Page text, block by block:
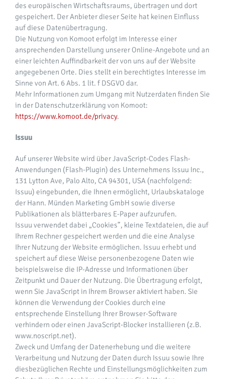
des europäischen Wirtschaftsraums, übertragen und dort
gespeichert. Der Anbieter dieser Seite hat keinen Einfluss
auf diese Datenübertragung.
Die Nutzung von Komoot erfolgt im Interesse einer
ansprechenden Darstellung unserer Online-Angebote und an
einer leichten Auffindbarkeit der von uns auf der Website
angegebenen Orte. Dies stellt ein berechtigtes Interesse im
Sinne von Art. 6 Abs. 1 lit. f DSGVO dar.
Mehr Informationen zum Umgang mit Nutzerdaten finden Sie
in der Datenschutzerklärung von Komoot:
https://www.komoot.de/privacy.
Issuu
Auf unserer Website wird über JavaScript-Codes Flash-
Anwendungen (Flash-Plugin) des Unternehmens Issuu Inc.,
131 Lytton Ave, Palo Alto, CA 94301, USA (nachfolgend:
Issuu) eingebunden, die Ihnen ermöglicht, Urlaubskataloge
der Hann. Münden Marketing GmbH sowie diverse
Publikationen als blätterbares E-Paper aufzurufen.
Issuu verwendet dabei „Cookies”, kleine Textdateien, die auf
Ihrem Rechner gespeichert werden und die eine Analyse
Ihrer Nutzung der Website ermöglichen. Issuu erhebt und
speichert auf diese Weise personenbezogene Daten wie
beispielsweise die IP-Adresse und Informationen über
Zeitpunkt und Dauer der Nutzung. Die Übertragung erfolgt,
wenn Sie JavaScript in Ihrem Browser aktiviert haben. Sie
können die Verwendung der Cookies durch eine
entsprechende Einstellung Ihrer Browser-Software
verhindern oder einen JavaScript-Blocker installieren (z.B.
www.noscript.net).
Zweck und Umfang der Datenerhebung und die weitere
Verarbeitung und Nutzung der Daten durch Issuu sowie Ihre
diesbezüglichen Rechte und Einstellungsmöglichkeiten zum